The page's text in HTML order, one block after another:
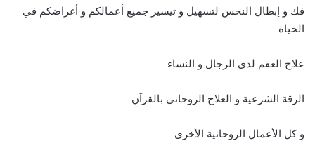
فك و إبطال النحس لتسهيل و تيسير جميع أعمالكم و أغراضكم في
الحياة
علاج العقم لدى الرجال و النساء
الرقة الشرعية و العلاج الروحاني بالقرآن
و كل الأعمال الروحانية الأخرى